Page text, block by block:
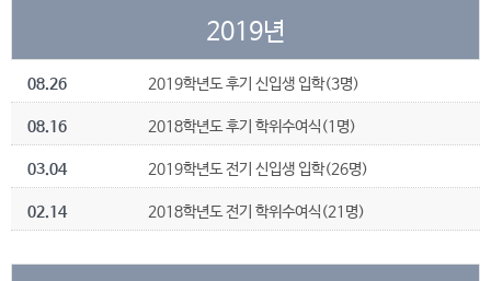
2019년
08.26 2019학년도 후기 신입생 입학(3명)
08.16 2018학년도 후기 학위수여식(1명)
03.04 2019학년도 전기 신입생 입학(26명)
02.14 2018학년도 전기 학위수여식(21명)